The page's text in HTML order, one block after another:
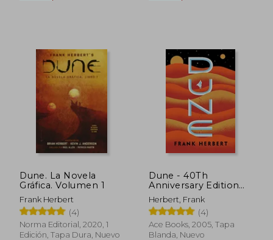
Dune. La Novela
Gráfica. Volumen 1
Frank Herbert
(4)
Norma Editorial, 2020, 1
Edición, Tapa Dura, Nuevo
Dune - 40Th
Anniversary Edition
(Dune Chronicles
(Berkley Paperback))
(en Inglés)
Herbert, Frank
(4)
Ace Books, 2005, Tapa
Blanda, Nuevo